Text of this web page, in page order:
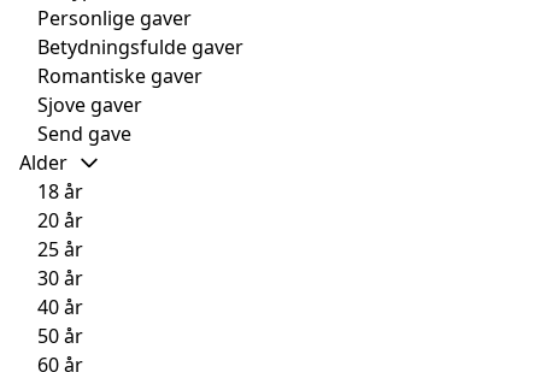
Personlige gaver
Betydningsfulde gaver
Romantiske gaver
Sjove gaver
Send gave
Alder
18 år
20 år
25 år
30 år
40 år
50 år
60 år